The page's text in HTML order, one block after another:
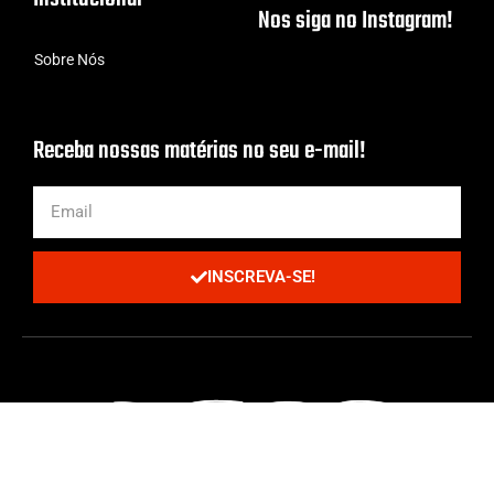
Sobre Nós
Nos siga no Instagram!
Receba nossas matérias no seu e-mail!
INSCREVA-SE!